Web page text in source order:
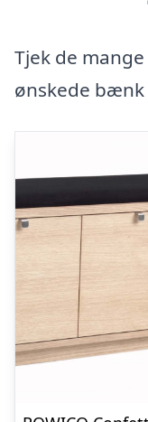
Tjek de
ønskede